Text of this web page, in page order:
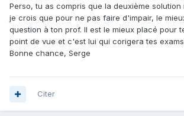
Perso, tu as compris que la deuxième solution
je crois que pour ne pas faire d'impair, le
question à ton prof. Il est le mieux placé pour
point de vue et c'est lui qui corigera tes
Bonne chance, Serge
Citer